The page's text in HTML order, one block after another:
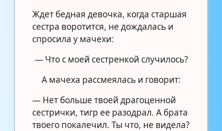
Ждет бедная девочка, когда старшая
сестра воротится, не дождалась и
спросила у мачехи:
— Что с моей сестренкой случилось?
А мачеха рассмеялась и говорит:
— Нет больше твоей драгоценной
сестрички, тигр ее разодрал. А брата
твоего покалечил. Ты что, не видела?